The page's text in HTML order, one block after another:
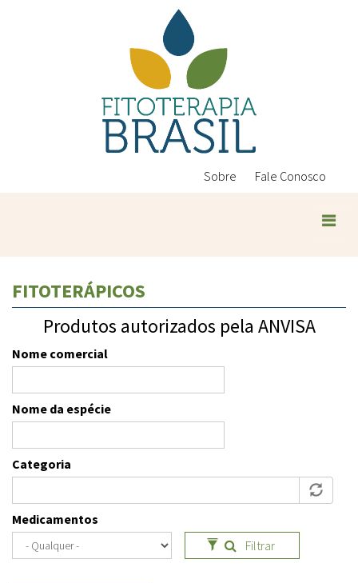
Sobre Fale Conosco
FITOTERÁPICOS
Produtos autorizados pela ANVISA
Nome comercial
Nome da espécie
Categoria
Medicamentos
Filtrar